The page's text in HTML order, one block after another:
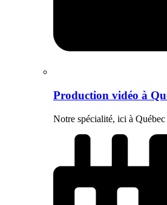
Production vidéo à
Notre spécialité, ici à Québec